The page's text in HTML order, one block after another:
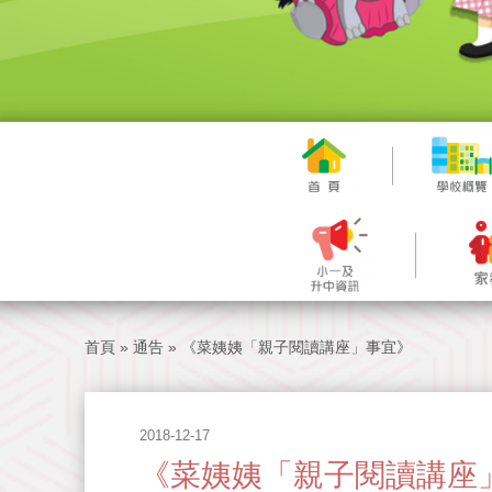
首頁 » 通告 » 《菜姨姨「親子閱讀講座」事宜》
2018-12-17
《菜姨姨「親子閱讀講座